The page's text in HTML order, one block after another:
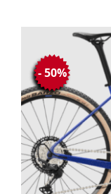
- 50%